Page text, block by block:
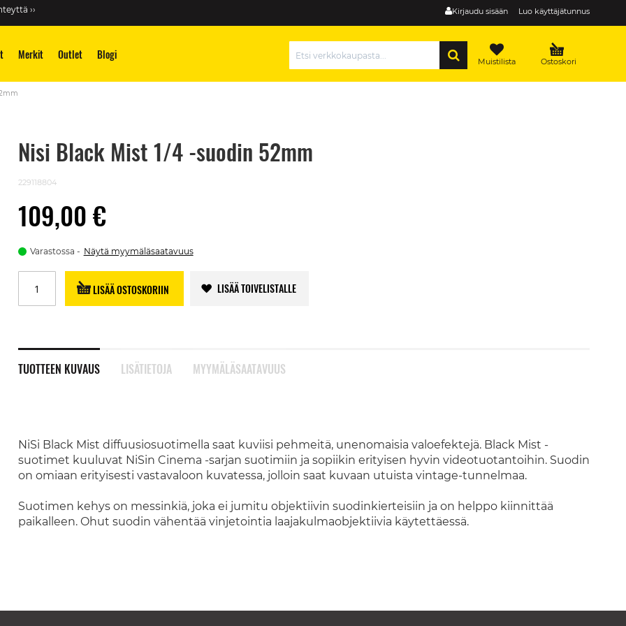
Kirjaudu sisään Luo käyttäjätunnus
››
Merkit Outlet Blogi Ostoskori
Muistilista
Nisi Black Mist 1/4 -suodin 52mm
229118804
109,00 €
Varastossa Näytä myymäläsaatavuus
LISÄÄ OSTOSKORIIN LISÄÄ TOIVELISTALLE
TUOTTEEN KUVAUS
NiSi Black Mist diffuusiosuotimella saat kuviisi pehmeitä, unenomaisia valoefektejä. Black Mist -
suotimet kuuluvat NiSin Cinema -sarjan suotimiin ja sopiikin erityisen hyvin videotuotantoihin. Suodin
on omiaan erityisesti vastavaloon kuvatessa, jolloin saat kuvaan utuista vintage-tunnelmaa.
Suotimen kehys on messinkiä, joka ei jumitu objektiivin suodinkierteisiin ja on helppo kiinnittää
paikalleen. Ohut suodin vähentää vinjetointia laajakulmaobjektiivia käytettäessä.
LISÄTIETOJA MYYMÄLÄSAATAVUUS